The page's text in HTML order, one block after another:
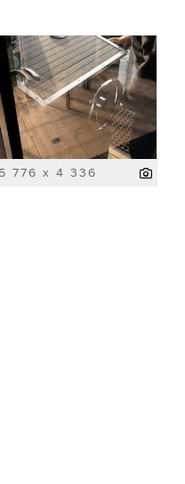
5 776 x 4 336